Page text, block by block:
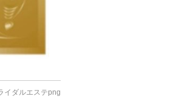
イダルエステpng